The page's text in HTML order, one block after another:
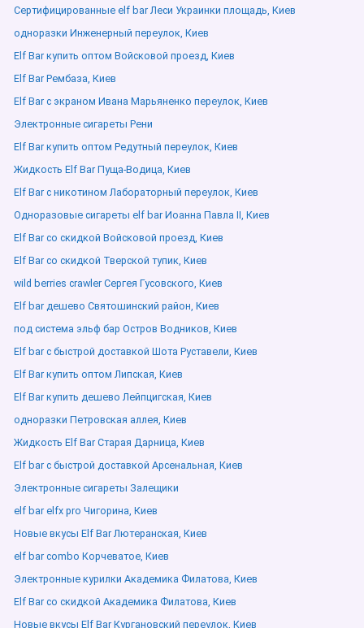
Сертифицированные elf bar Леси Украинки площадь, Киев
одноразки Инженерный переулок, Киев
Elf Bar купить оптом Войсковой проезд, Киев
Elf Bar Рембаза, Киев
Elf Bar с экраном Ивана Марьяненко переулок, Киев
Электронные сигареты Рени
Elf Bar купить оптом Редутный переулок, Киев
Жидкость Elf Bar Пуща-Водица, Киев
Elf Bar с никотином Лабораторный переулок, Киев
Одноразовые сигареты elf bar Иоанна Павла ІІ, Киев
Elf Bar со скидкой Войсковой проезд, Киев
Elf Bar со скидкой Тверской тупик, Киев
wild berries crawler Сергея Гусовского, Киев
Elf bar дешево Святошинский район, Киев
под система эльф бар Остров Водников, Киев
Elf bar с быстрой доставкой Шота Руставели, Киев
Elf Bar купить оптом Липская, Киев
Elf Bar купить дешево Лейпцигская, Киев
одноразки Петровская аллея, Киев
Жидкость Elf Bar Старая Дарница, Киев
Elf bar с быстрой доставкой Арсенальная, Киев
Электронные сигареты Залещики
elf bar elfx pro Чигорина, Киев
Новые вкусы Elf Bar Лютеранская, Киев
elf bar combo Корчеватое, Киев
Электронные курилки Академика Филатова, Киев
Elf Bar со скидкой Академика Филатова, Киев
Новые вкусы Elf Bar Кургановский переулок, Киев